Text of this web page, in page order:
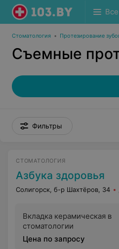
Стоматология • Протезирование
Съемные
Фильтры
СТОМАТОЛОГИЯ
Азбука здоровья
Солигорск, б-р Шахтёров, 34
Вкладка керамическая в
стоматологии
Цена по запросу